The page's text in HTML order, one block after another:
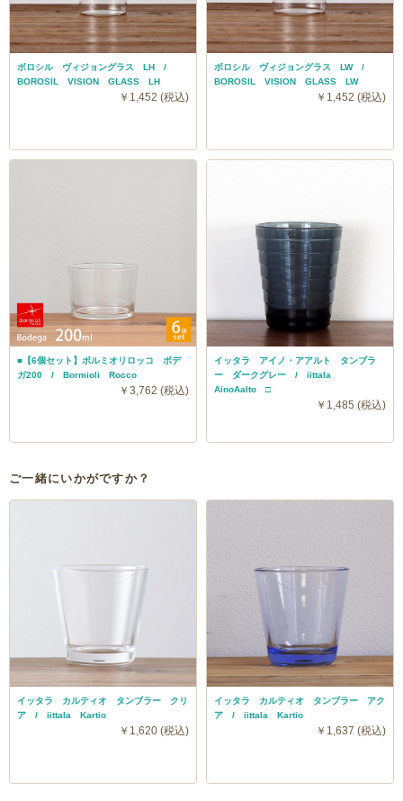
ボロシル ヴィジョングラス LH /
BOROSIL VISION GLASS LH
￥1,452 (税込)
ボロシル ヴィジョングラス LW /
BOROSIL VISION GLASS LW
￥1,452 (税込)
■【6個セット】ボルミオリロッコ ボデ
ガ200 / Bormioli Rocco
￥3,762 (税込)
イッタラ アイノ・アアルト タンブラ
ー ダークグレー / iittala
AinoAalto □
￥1,485 (税込)
ご一緒にいかがですか？
イッタラ カルティオ タンブラー クリ
ア / iittala Kartio
￥1,620 (税込)
イッタラ カルティオ タンブラー アク
ア / iittala Kartio
￥1,637 (税込)